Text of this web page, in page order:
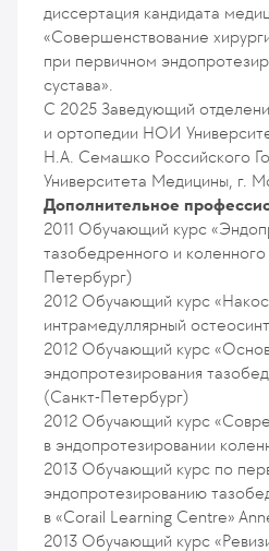
диссертация кандидата
«Совершенствование
при первичном
сустава».
С 2025 Заведующий
и ортопедии НОИ
Н.А. Семашко Российского
Университета Медицины, г.
Дополнительное
2011 Обучающий курс
тазобедренного и коленного
Петербург)
2012 Обучающий курс
интрамедуллярный
2012 Обучающий курс
эндопротезирования
(Санкт-Петербург)
2012 Обучающий курс
в эндопротезировании
2013 Обучающий курс по
эндопротезированию
в «Corail Learning Centre»
2013 Обучающий курс